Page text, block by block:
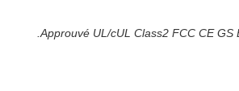
.Approuvé UL/cUL Class2 FCC CE GS